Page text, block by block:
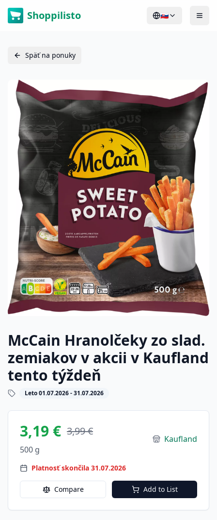
Shoppilisto 🇸🇰
Späť na ponuky
McCain Hranolčeky zo slad.
zemiakov v akcii v Kaufland
tento týždeň
Leto 01.07.2026 - 31.07.2026
3,19 € 3,99 €
500 g
Kaufland
Platnosť skončila 31.07.2026
Compare Add to List